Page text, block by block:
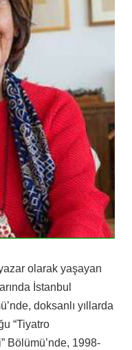
olarak yaşayan
İstanbul
doksanlı yıllarda
“Tiyatro
Bölümü’nde, 1998-